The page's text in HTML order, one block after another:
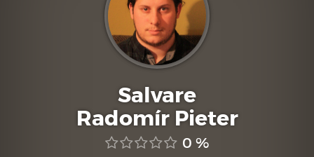
Salvare
Radomír Pieter
0 %